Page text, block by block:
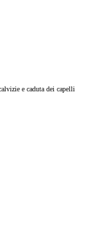
e caduta dei capelli